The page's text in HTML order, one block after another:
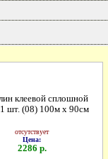
клеевой сплошной
шт. (08) 100м х 90см
отсутствует
Цена:
2286 р.